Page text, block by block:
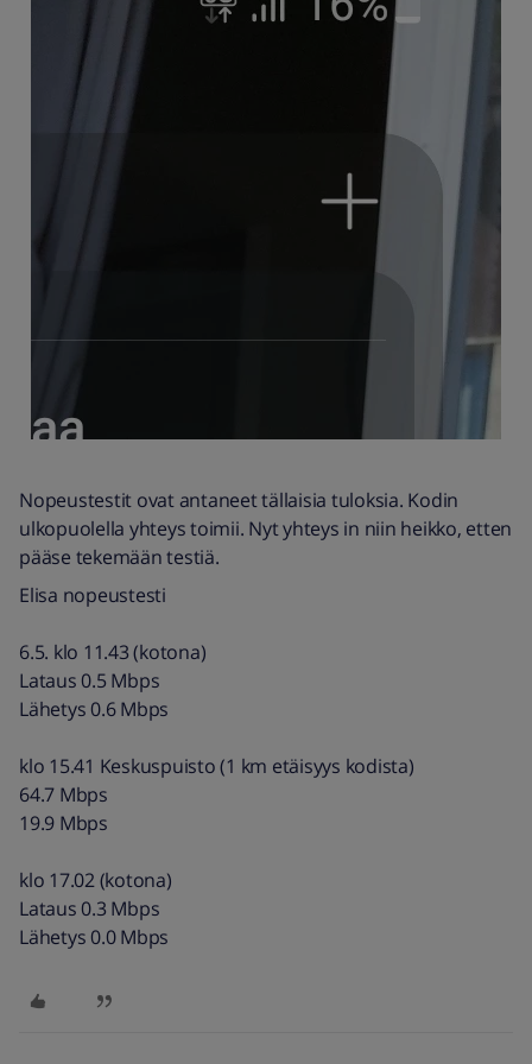
Nopeustestit ovat antaneet tällaisia tuloksia. Kodin
ulkopuolella yhteys toimii. Nyt yhteys in niin heikko, etten
pääse tekemään testiä.
Elisa nopeustesti
6.5. klo 11.43 (kotona)
Lataus 0.5 Mbps
Lähetys 0.6 Mbps
klo 15.41 Keskuspuisto (1 km etäisyys kodista)
64.7 Mbps
19.9 Mbps
klo 17.02 (kotona)
Lataus 0.3 Mbps
Lähetys 0.0 Mbps